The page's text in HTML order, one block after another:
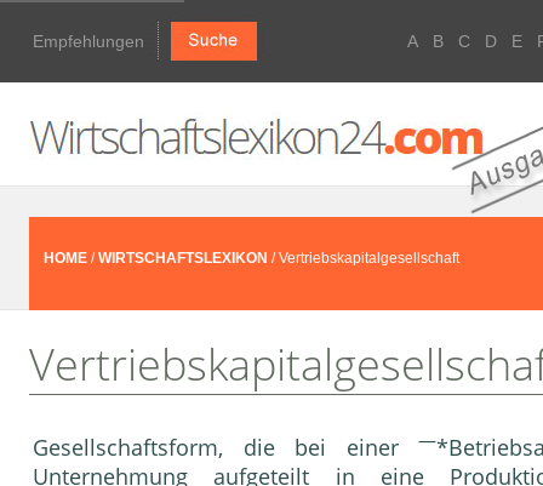
Empfehlungen A B C D E
HOME /WIRTSCHAFTSLEXIKON / Vertriebskapitalgesellschaft
Gesellschaftsform, die bei einer —*Betriebs
Unternehmung aufgeteilt in eine